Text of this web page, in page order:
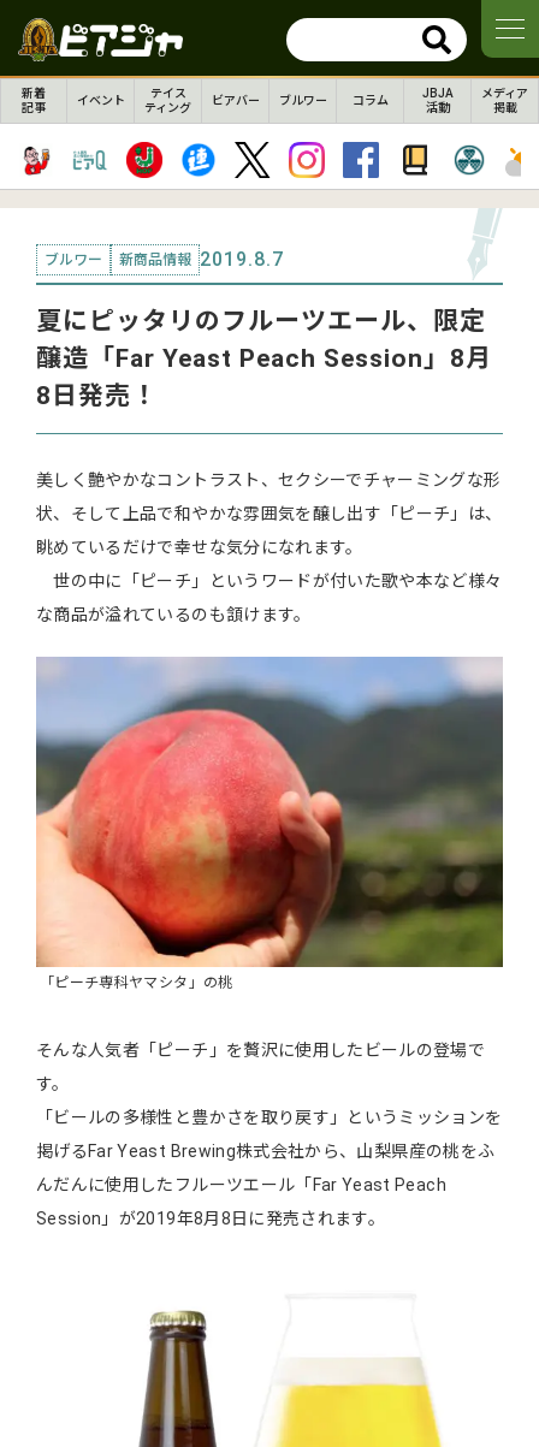
新着
記事
イベント
テイス
ティング
ビアバー ブルワー コラム
JBJA
活動
メディア
掲載
ブルワー 新商品情報 2019.8.7
夏にピッタリのフルーツエール、限定
醸造「Far Yeast Peach Session」8月
8日発売！
美しく艶やかなコントラスト、セクシーでチャーミングな形
状、そして上品で和やかな雰囲気を醸し出す「ピーチ」は、
眺めているだけで幸せな気分になれます。
世の中に「ピーチ」というワードが付いた歌や本など様々
な商品が溢れているのも頷けます。
「ピーチ専科ヤマシタ」の桃
そんな人気者「ピーチ」を贅沢に使用したビールの登場で
す。
「ビールの多様性と豊かさを取り戻す」というミッションを
掲げるFar Yeast Brewing株式会社から、山梨県産の桃をふ
んだんに使用したフルーツエール「Far Yeast Peach
Session」が2019年8月8日に発売されます。